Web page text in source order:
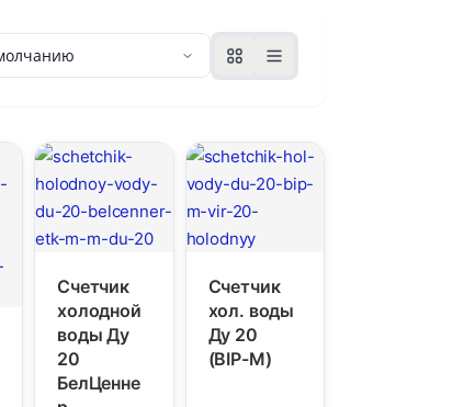
Счетчик
холодной
воды Ду
20
БелЦенне
Счетчик
хол. воды
Ду 20
(BIP-М)